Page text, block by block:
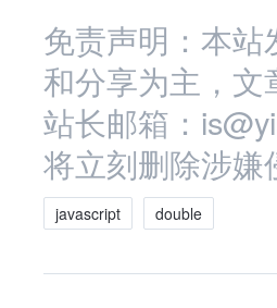
免责声明：本
和分享为主，
站长邮箱：
将立刻删除涉嫌
javascript double